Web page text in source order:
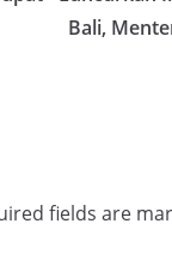
Bali,
fields are